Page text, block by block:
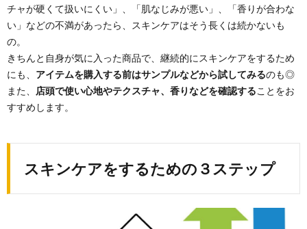
チャが硬くて扱いにくい」、「肌なじみが悪い」、「香りが合わな
い」などの不満があったら、スキンケアはそう長くは続かないも
の。
きちんと自身が気に入った商品で、継続的にスキンケアをするため
にも、 アイテムを購入する前はサンプルなどから試してみるのも◎
また、
店頭で使い心地やテクスチャ、香りなどを確認することをお
すすめします。
スキンケアをするための３ステップ